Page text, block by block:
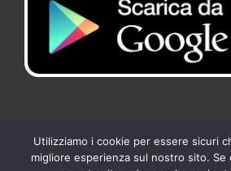
Utilizziamo i cookie per essere sicuri
migliore esperienza sul nostro sito. Se